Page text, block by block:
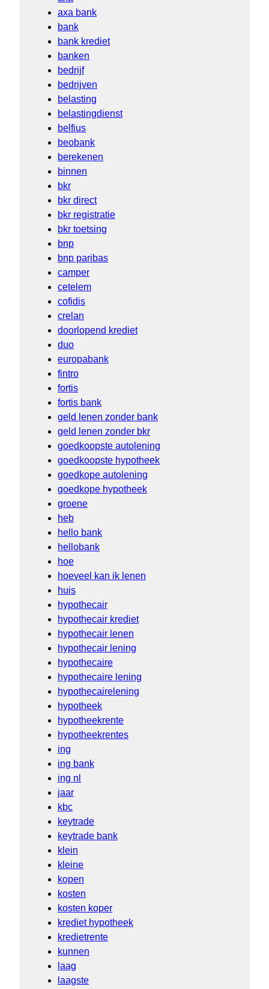
axa bank
bank
bank krediet
banken
bedrijf
bedrijven
belasting
belastingdienst
belfius
beobank
berekenen
binnen
bkr
bkr direct
bkr registratie
bkr toetsing
bnp
bnp paribas
camper
cetelem
cofidis
crelan
doorlopend krediet
duo
europabank
fintro
fortis
fortis bank
geld lenen zonder bank
geld lenen zonder bkr
goedkoopste autolening
goedkoopste hypotheek
goedkope autolening
goedkope hypotheek
groene
heb
hello bank
hellobank
hoe
hoeveel kan ik lenen
huis
hypothecair
hypothecair krediet
hypothecair lenen
hypothecair lening
hypothecaire
hypothecaire lening
hypothecairelening
hypotheek
hypotheekrente
hypotheekrentes
ing
ing bank
ing nl
jaar
kbc
keytrade
keytrade bank
klein
kleine
kopen
kosten
kosten koper
krediet hypotheek
kredietrente
kunnen
laag
laagste